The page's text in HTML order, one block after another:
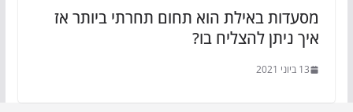
מסעדות באילת הוא תחום תחרתי ביותר אז
איך ניתן להצליח בו?
13 ביוני 2021